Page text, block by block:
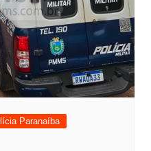
Paranaíba